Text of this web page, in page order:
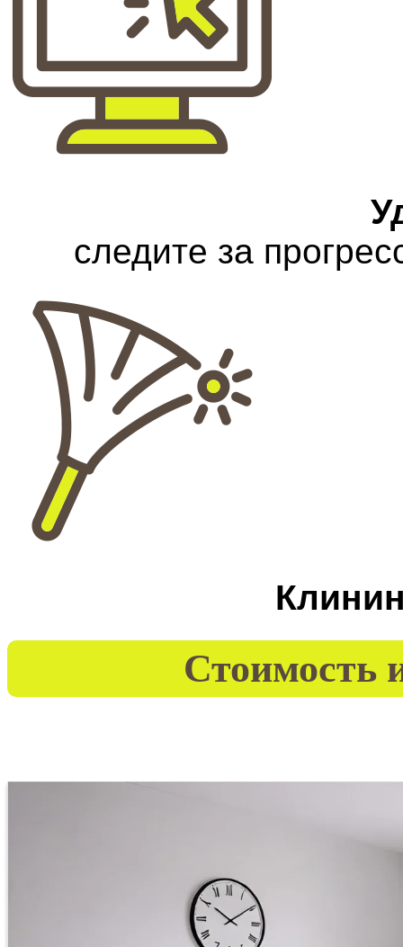
следите за
Стоимость